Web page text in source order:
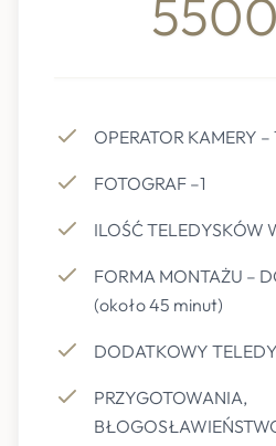
OPERATOR KAMERY –
FOTOGRAF –1
ILOŚĆ TELEDYSKÓW
FORMA MONTAŻU –
(około 45 minut)
DODATKOWY
PRZYGOTOWANIA,